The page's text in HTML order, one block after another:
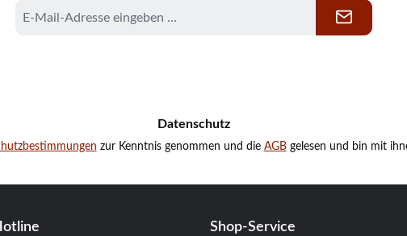
Mail-
Datenschutz
zur Kenntnis genommen und die AGBgelesen und bin mit
Shop-Service